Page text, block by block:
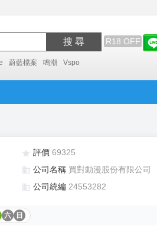
搜 尋 R18 OFF
蔚藍檔案 鳴潮 Vspo
評價 69325
公司名稱 買對動漫股份有限公司
公司統編 24553282
六 日